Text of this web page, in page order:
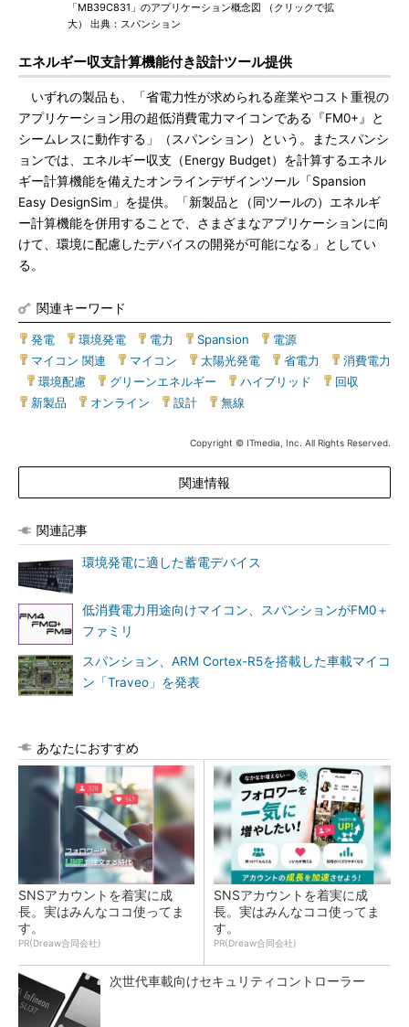
「MB39C831」のアプリケーション概念図 （クリックで拡
大） 出典：スパンション
エネルギー収支計算機能付き設計ツール提供
いずれの製品も、「省電力性が求められる産業やコスト重視の
アプリケーション用の超低消費電力マイコンである『FM0+』と
シームレスに動作する」（スパンション）という。またスパンシ
ョンでは、エネルギー収支（Energy Budget）を計算するエネル
ギー計算機能を備えたオンラインデザインツール「Spansion
Easy DesignSim」を提供。「新製品と（同ツールの）エネルギ
ー計算機能を併用することで、さまざまなアプリケーションに向
けて、環境に配慮したデバイスの開発が可能になる」としてい
る。
関連キーワード
発電 環境発電 電力 Spansion 電源
マイコン 関連
マイコン 太陽光発電 省電力
消費電力
環境配慮 グリーンエネルギー ハイブリッド 回収
新製品
オンライン 設計 無線
Copyright © ITmedia, Inc. All Rights Reserved.
関連情報
関連記事
環境発電に適した蓄電デバイス
低消費電力用途向けマイコン、スパンションがFM0＋
ファミリ
スパンション、ARM Cortex-R5を搭載した車載マイコ
ン「Traveo」を発表
あなたにおすすめ
SNSアカウントを着実に成
長。実はみんなココ使ってま
す。
PR(Dreaw合同会社)
SNSアカウントを着実に成
長。実はみんなココ使ってま
す。
PR(Dreaw合同会社)
次世代車載向けセキュリティコントローラー